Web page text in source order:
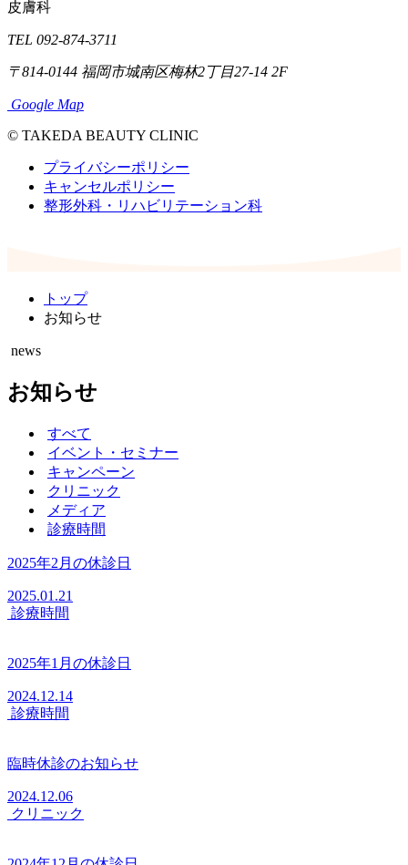
皮膚科
TEL 092-874-3711
〒814-0144 福岡市城南区梅林2丁目27-14 2F
Google Map
© TAKEDA BEAUTY CLINIC
プライバシーポリシー
キャンセルポリシー
整形外科・リハビリテーション科
トップ
お知らせ
news
お知らせ
すべて
イベント・セミナー
キャンペーン
クリニック
メディア
診療時間
2025年2月の休診日
2025.01.21
診療時間
2025年1月の休診日
2024.12.14
診療時間
臨時休診のお知らせ
2024.12.06
クリニック